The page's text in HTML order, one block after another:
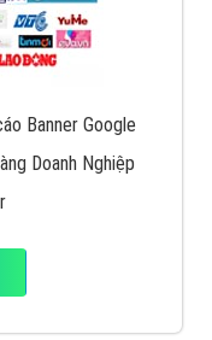
Banner Google
Doanh Nghiệp